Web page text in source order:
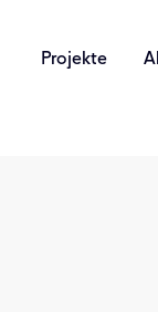
Projekte